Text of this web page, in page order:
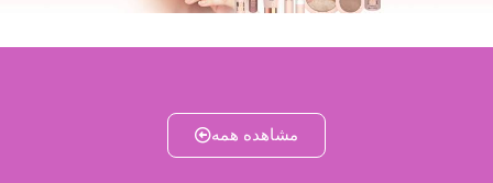
مشاهده همه